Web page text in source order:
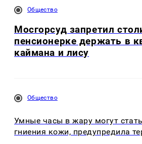
Общество
Мосгорсуд запретил
пенсионерке держать в
каймана и лису
Общество
Умные часы в жару могут
гниения кожи, предупредила